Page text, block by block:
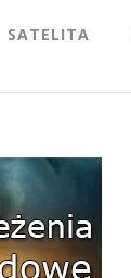
SATELITA